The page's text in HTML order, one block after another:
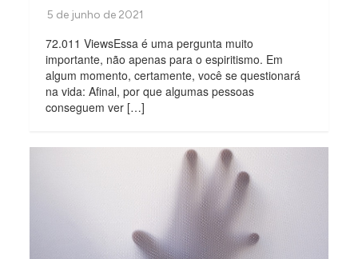
72.011 ViewsEssa é uma pergunta muito
importante, não apenas para o espiritismo. Em
algum momento, certamente, você se questionará
na vida: Afinal, por que algumas pessoas
conseguem ver […]